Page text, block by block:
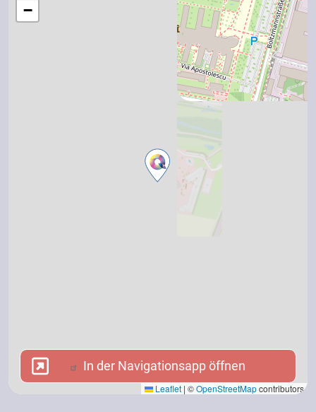
−
Leaflet | ©OpenStreetMapcontributors
In der Navigationsapp öffnen
In der Navigationsapp öffnen